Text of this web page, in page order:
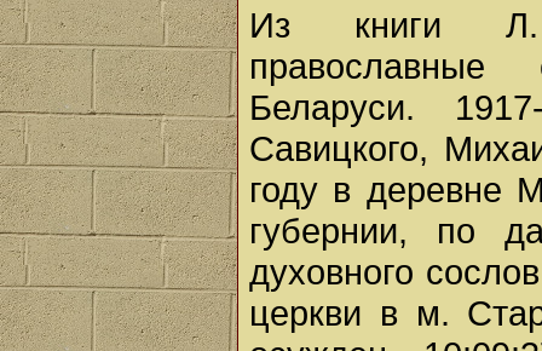
Из книги Л.
Беларуси.
Савицкого,
году в деревне
губернии, по
духовного
церкви в м.